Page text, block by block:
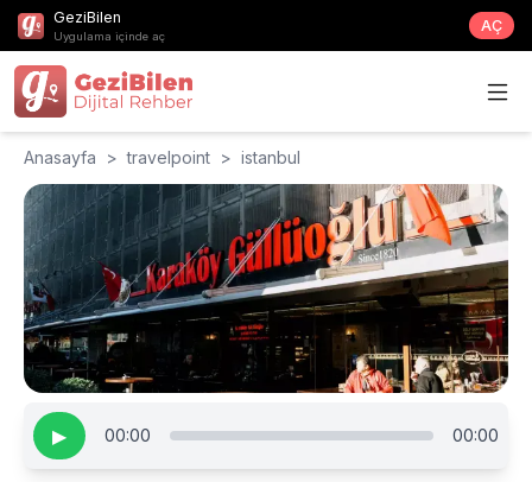
GeziBilen
Uygulama içinde aç
AÇ
Anasayfa > travelpoint > istanbul
▶ 00:00 00:00